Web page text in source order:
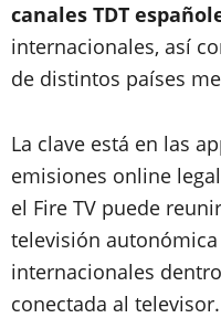
canales TDT
internacionales, así
de distintos países
La clave está en las
emisiones online
el Fire TV puede
televisión
internacionales
conectada al televisor.